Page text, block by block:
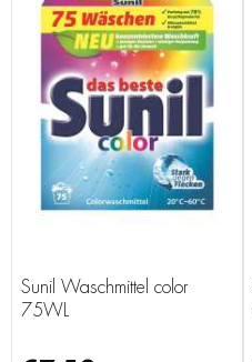
Sunil Waschmittel color
75WL